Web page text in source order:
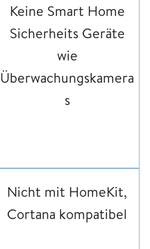
Keine Smart Home
Sicherheits Geräte
wie
Überwachungskamera
s
Nicht mit HomeKit,
Cortana kompatibel